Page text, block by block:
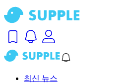
최신 뉴스